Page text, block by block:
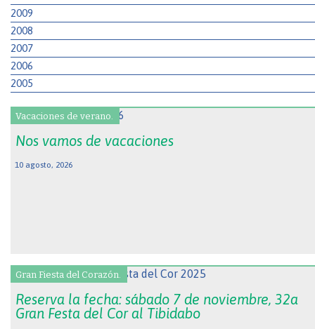
2009
2008
2007
2006
2005
Vacaciones de verano.
Nos vamos de vacaciones
10 agosto, 2026
Gran Fiesta del Corazón.
Reserva la fecha: sábado 7 de noviembre, 32a
Gran Festa del Cor al Tibidabo